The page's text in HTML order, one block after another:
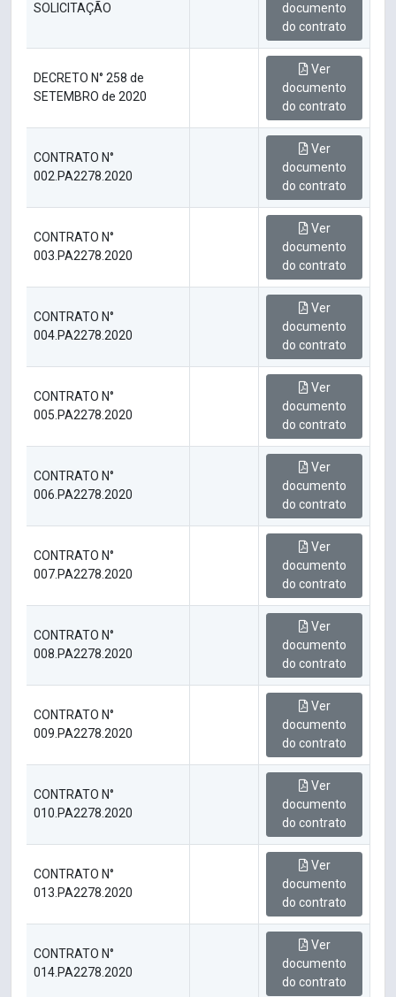
SOLICITAÇÃO
documento
do contrato
DECRETO N° 258 de
SETEMBRO de 2020
Ver
documento
do contrato
CONTRATO N°
002.PA2278.2020
Ver
documento
do contrato
CONTRATO N°
003.PA2278.2020
Ver
documento
do contrato
CONTRATO N°
004.PA2278.2020
Ver
documento
do contrato
CONTRATO N°
005.PA2278.2020
Ver
documento
do contrato
CONTRATO N°
006.PA2278.2020
Ver
documento
do contrato
CONTRATO N°
007.PA2278.2020
Ver
documento
do contrato
CONTRATO N°
008.PA2278.2020
Ver
documento
do contrato
CONTRATO N°
009.PA2278.2020
Ver
documento
do contrato
CONTRATO N°
010.PA2278.2020
Ver
documento
do contrato
CONTRATO N°
013.PA2278.2020
Ver
documento
do contrato
CONTRATO N°
014.PA2278.2020
Ver
documento
do contrato